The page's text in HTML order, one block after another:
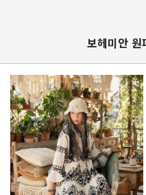
보헤미안 원